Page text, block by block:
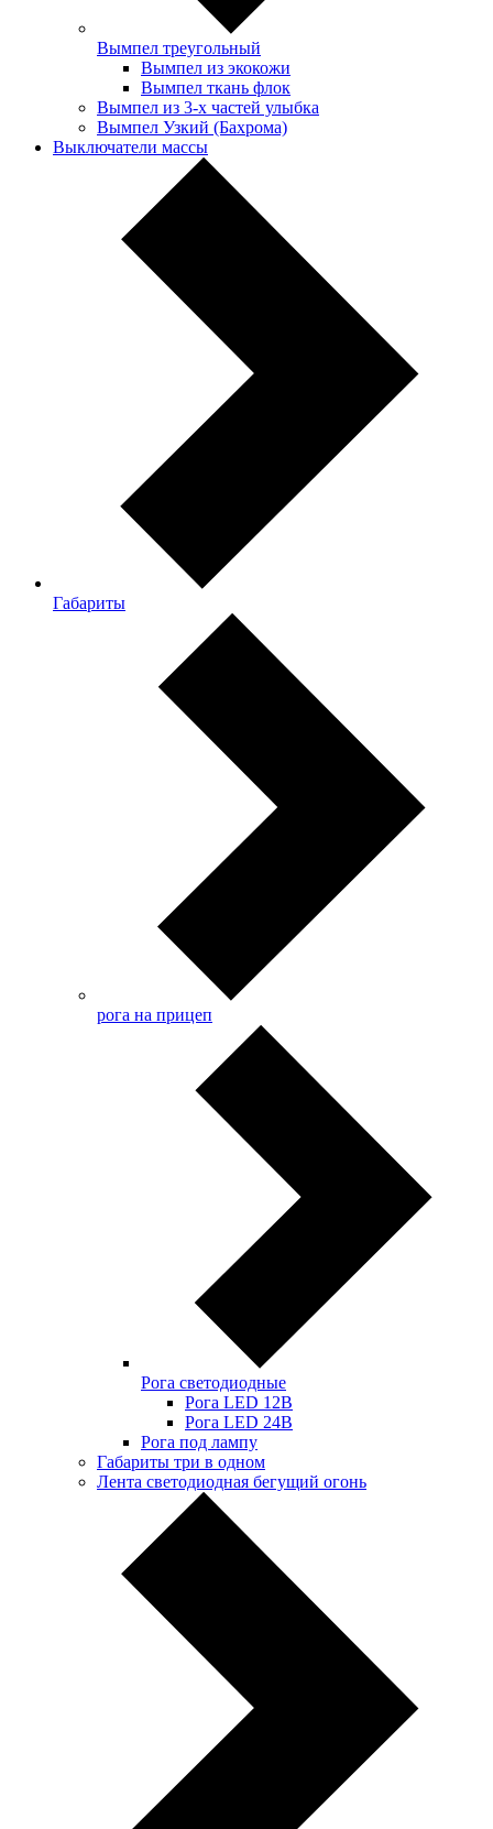
Вымпел треугольный
Вымпел из экокожи
Вымпел ткань флок
Вымпел из 3-х частей улыбка
Вымпел Узкий (Бахрома)
Выключатели массы
Габариты
рога на прицеп
Рога светодиодные
Рога LED 12В
Рога LED 24В
Рога под лампу
Габариты три в одном
Лента светодиодная бегущий огонь